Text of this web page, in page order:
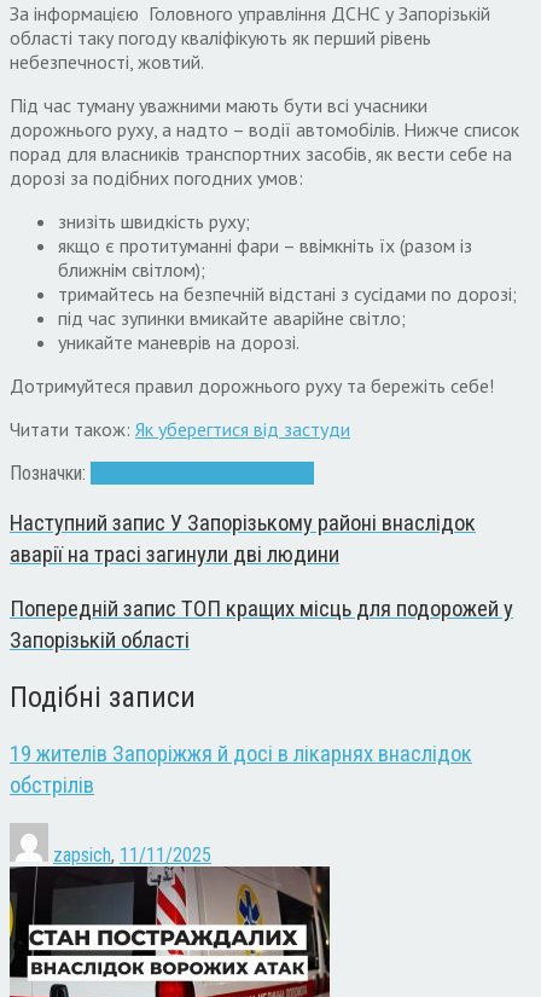
За інформацією Головного управління ДСНС у Запорізькій
області таку погоду кваліфікують як перший рівень
небезпечності, жовтий.
Під час туману уважними мають бути всі учасники
дорожнього руху, а надто – водії автомобілів. Нижче список
порад для власників транспортних засобів, як вести себе на
дорозі за подібних погодних умов:
знизіть швидкість руху;
якщо є протитуманні фари – ввімкніть їх (разом із
ближнім світлом);
тримайтесь на безпечній відстані з сусідами по дорозі;
під час зупинки вмикайте аварійне світло;
уникайте маневрів на дорозі.
Дотримуйтеся правил дорожнього руху та бережіть себе!
Читати також: Як уберегтися від застуди
Позначки:
Наступний запис У Запорізькому районі внаслідок
аварії на трасі загинули дві людини
Попередній запис ТОП кращих місць для подорожей у
Запорізькій області
Подібні записи
19 жителів Запоріжжя й досі в лікарнях внаслідок
обстрілів
zapsich, 11/11/2025